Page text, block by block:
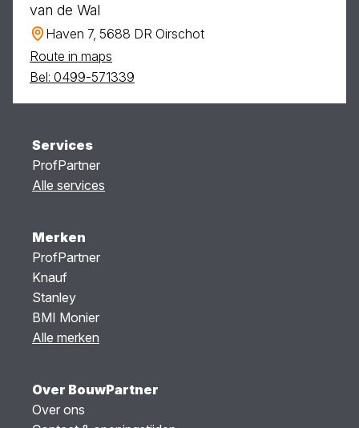
van de Wal
Haven 7, 5688 DR Oirschot
Route in maps
Bel: 0499-571339
Services
ProfPartner
Alle services
Merken
ProfPartner
Knauf
Stanley
BMI Monier
Alle merken
Over BouwPartner
Over ons